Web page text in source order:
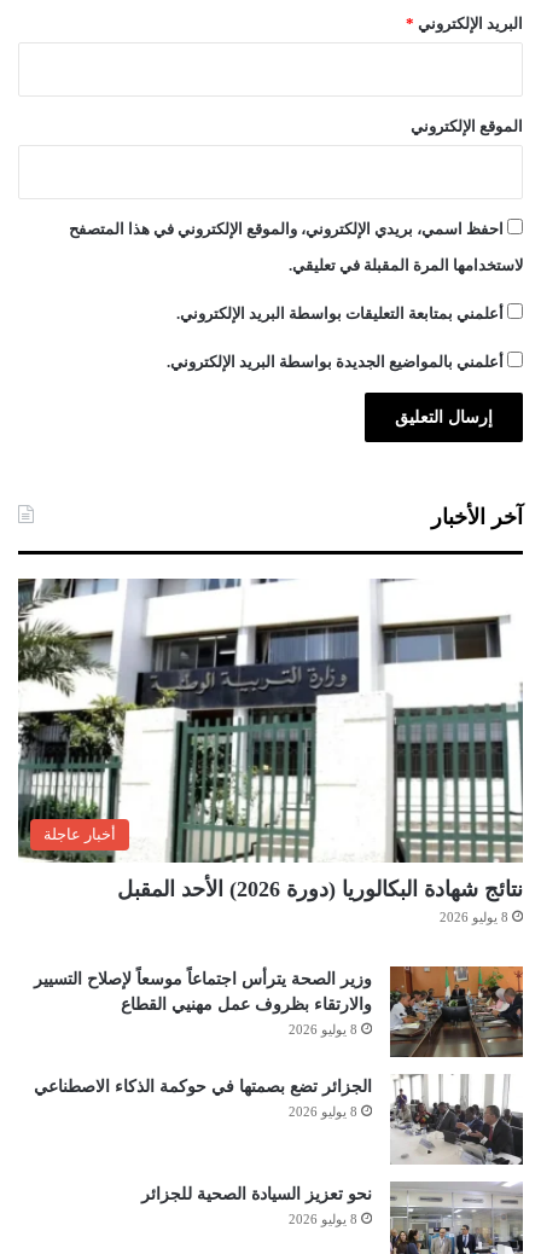
البريد الإلكتروني *
الموقع الإلكتروني
احفظ اسمي، بريدي الإلكتروني، والموقع الإلكتروني في هذا المتصفح
لاستخدامها المرة المقبلة في تعليقي.
أعلمني بمتابعة التعليقات بواسطة البريد الإلكتروني.
أعلمني بالمواضيع الجديدة بواسطة البريد الإلكتروني.
آخر الأخبار
أخبار عاجلة
نتائج شهادة البكالوريا (دورة 2026) الأحد المقبل
8 يوليو 2026
وزير الصحة يترأس اجتماعاً موسعاً لإصلاح التسيير
والارتقاء بظروف عمل مهنيي القطاع
8 يوليو 2026
الجزائر تضع بصمتها في حوكمة الذكاء الاصطناعي
8 يوليو 2026
نحو تعزيز السيادة الصحية للجزائر
8 يوليو 2026